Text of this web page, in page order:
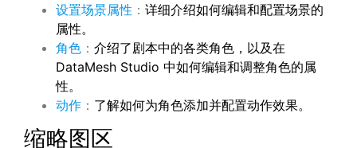
设置场景属性 ： 详细介绍如何编辑和配置场景的
属性。
角色 ： 介绍了剧本中的各类角色，以及在
DataMesh Studio 中如何编辑和调整角色的属
性。
动作 ： 了解如何为角色添加并配置动作效果。
缩略图区